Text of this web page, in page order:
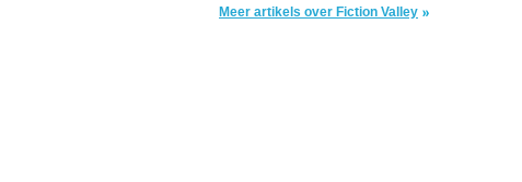
Meer artikels over Fiction Valley